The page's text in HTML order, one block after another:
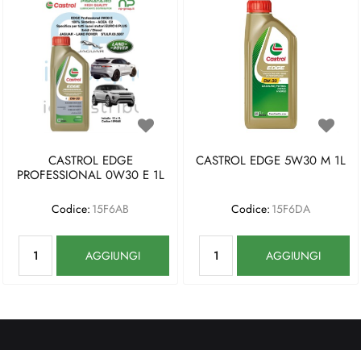
CASTROL EDGE
PROFESSIONAL 0W30 E 1L
Codice: 15F6AB
AGGIUNGI
CASTROL EDGE 5W30 M 1L
Codice: 15F6DA
AGGIUNGI